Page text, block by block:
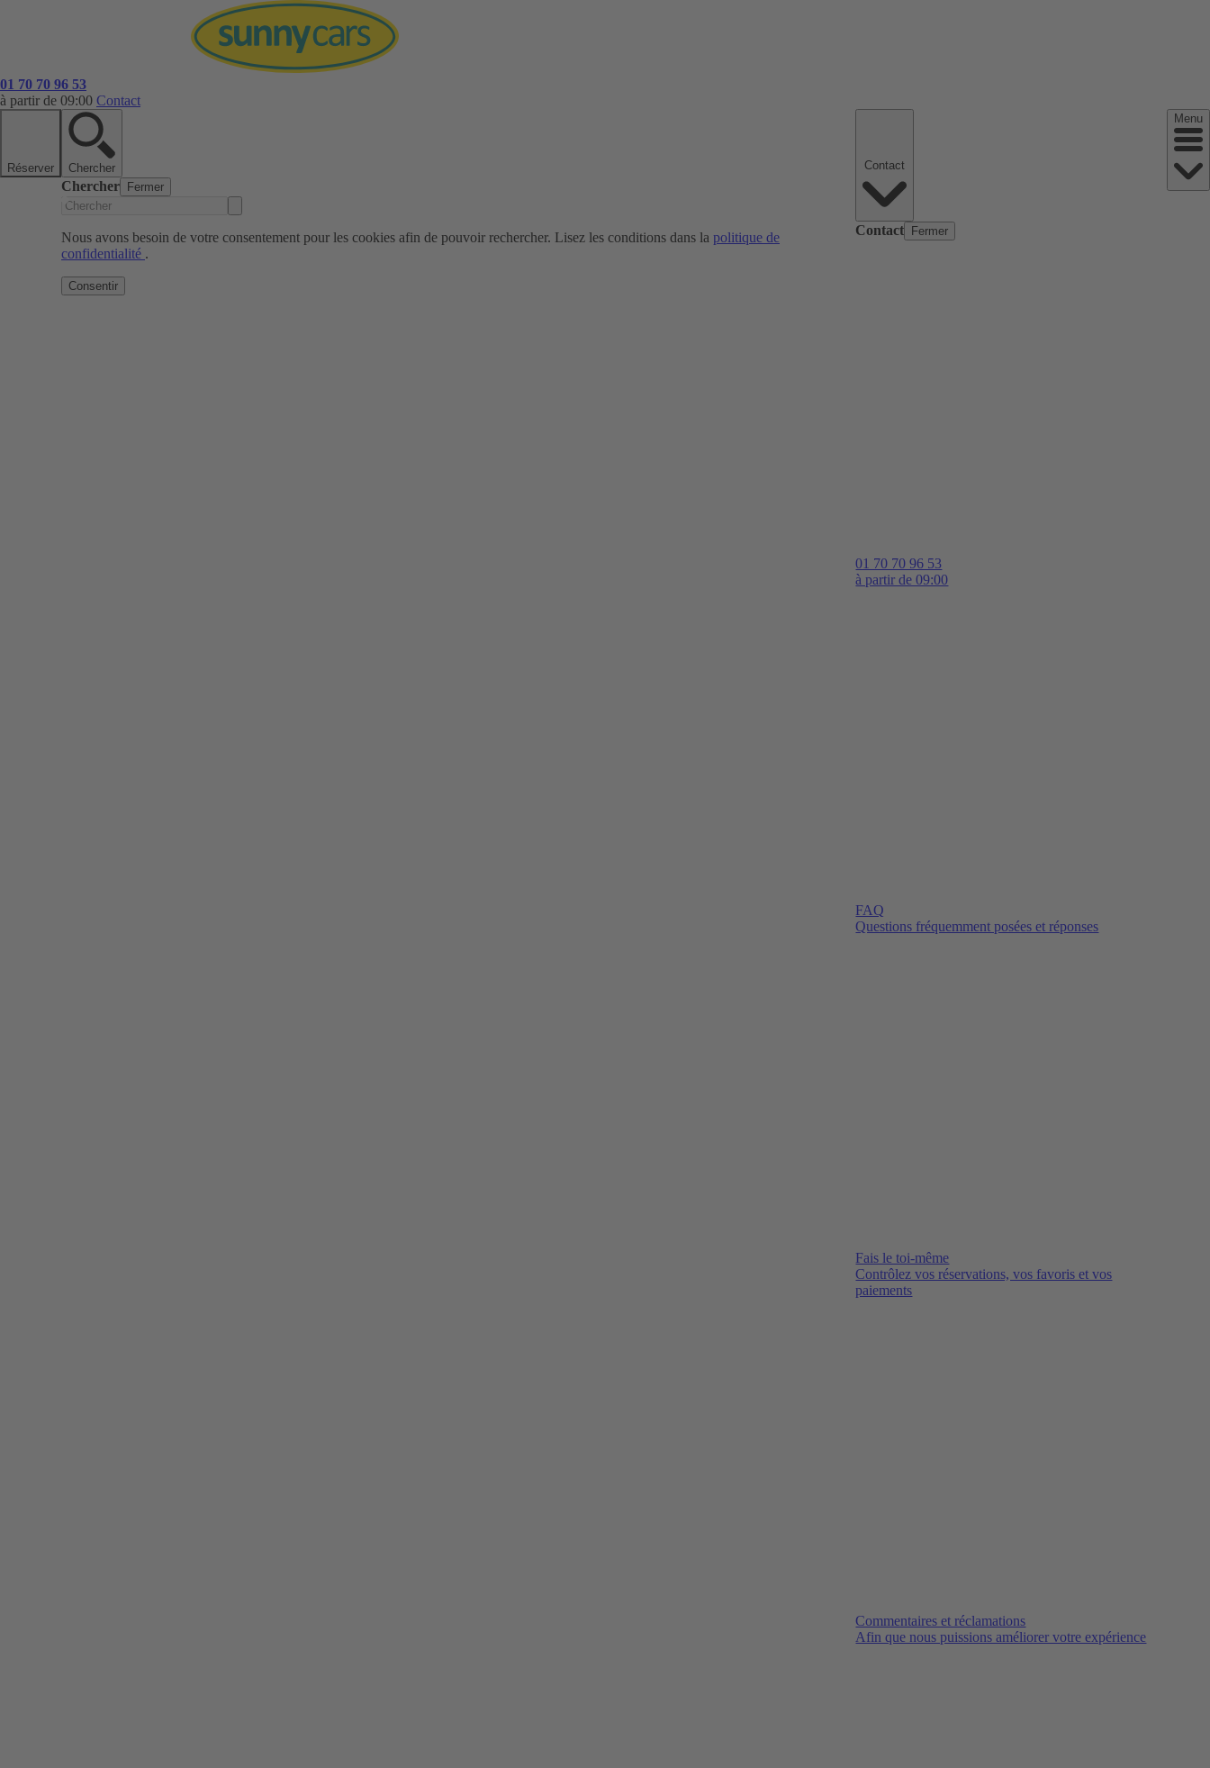
01 70 70 96 53
à partir de 09:00 Contact
Réserver Chercher
Chercher Fermer
Nous avons besoin de votre consentement pour les cookies afin de pouvoir rechercher. Lisez les conditions dans la politique de
confidentialité .
Consentir
Contact Fermer
01 70 70 96 53
à partir de 09:00
FAQ
Questions fréquemment posées et réponses
Fais le toi-même
Contrôlez vos réservations, vos favoris et vos
paiements
Commentaires et réclamations
Afin que nous puissions améliorer votre expérience
Menu